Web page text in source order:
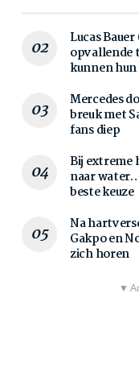
Lucas
opvallende
kunnen
Mercedes
breuk met
fans diep
Bij extreme
naar
beste keuze
Na
Gakpo en
zich horen
▼